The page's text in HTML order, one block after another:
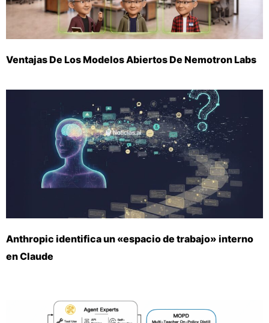
Ventajas De Los Modelos Abiertos De Nemotron Labs
Anthropic identifica un «espacio de trabajo» interno
en Claude